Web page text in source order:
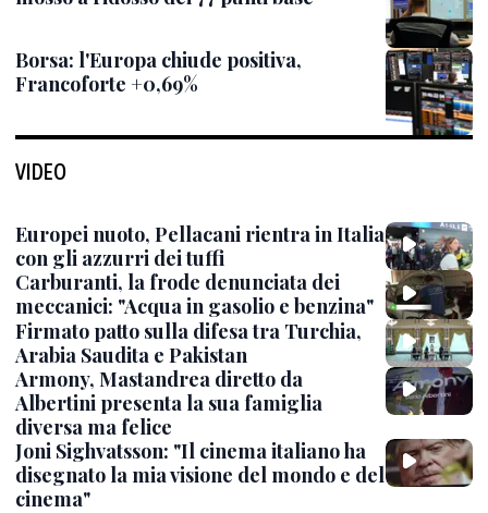
Borsa: l'Europa chiude positiva,
Francoforte +0,69%
VIDEO
Europei nuoto, Pellacani rientra in Italia
con gli azzurri dei tuffi
Carburanti, la frode denunciata dei
meccanici: "Acqua in gasolio e benzina"
Firmato patto sulla difesa tra Turchia,
Arabia Saudita e Pakistan
Armony, Mastandrea diretto da
Albertini presenta la sua famiglia
diversa ma felice
Joni Sighvatsson: "Il cinema italiano ha
disegnato la mia visione del mondo e del
cinema"